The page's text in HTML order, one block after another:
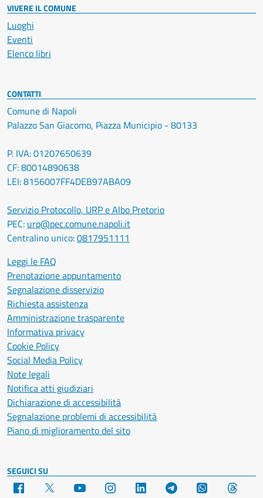
VIVERE IL COMUNE
Luoghi
Eventi
Elenco libri
CONTATTI
Comune di Napoli
Palazzo San Giacomo, Piazza Municipio - 80133
P. IVA: 01207650639
CF: 80014890638
LEI: 8156007FF4DEB97ABA09
Servizio Protocollo, URP e Albo Pretorio
PEC: urp@pec.comune.napoli.it
Centralino unico:0817951111
Leggi le FAQ
Prenotazione appuntamento
Segnalazione disservizio
Richiesta assistenza
Amministrazione trasparente
Informativa privacy
Cookie Policy
Social Media Policy
Note legali
Notifica atti giudiziari
Dichiarazione di accessibilità
Segnalazione problemi di accessibilità
Piano di miglioramento del sito
SEGUICI SU
Facebook YouTube Instagram LinkedIn Telegram WhatsApp